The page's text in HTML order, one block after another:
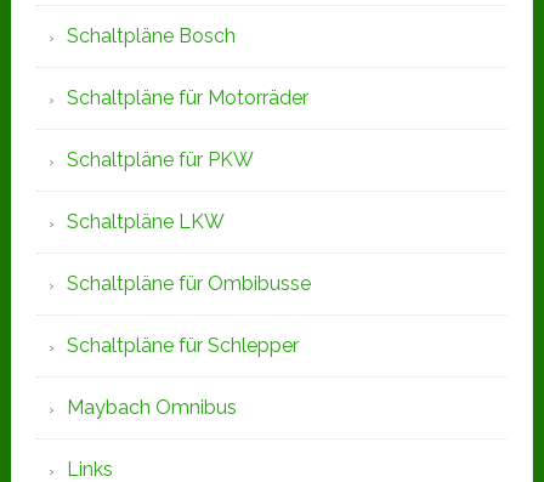
Schaltpläne Bosch
Schaltpläne für Motorräder
Schaltpläne für PKW
Schaltpläne LKW
Schaltpläne für Ombibusse
Schaltpläne für Schlepper
Maybach Omnibus
Links